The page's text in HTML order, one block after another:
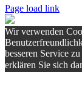
Page load link
Wir verwenden
besseren Service
erklären Sie sich